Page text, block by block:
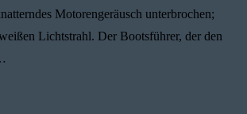
Motorengeräusch unterbrochen;
Lichtstrahl. Der Bootsführer, der den